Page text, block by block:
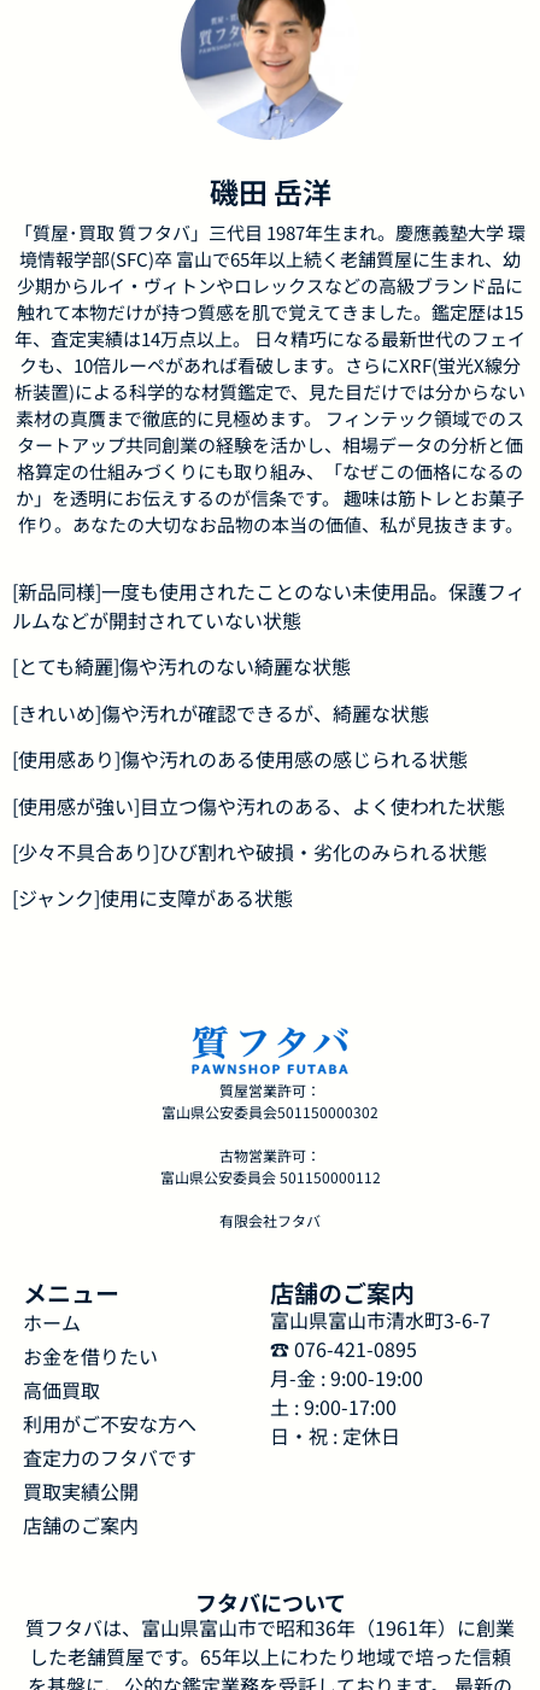
磯田 岳洋
「質屋･買取 質フタバ」三代目 1987年生まれ。慶應義塾大学 環
境情報学部(SFC)卒 富山で65年以上続く老舗質屋に生まれ、幼
少期からルイ・ヴィトンやロレックスなどの高級ブランド品に
触れて本物だけが持つ質感を肌で覚えてきました。鑑定歴は15
年、査定実績は14万点以上。 日々精巧になる最新世代のフェイ
クも、10倍ルーペがあれば看破します。さらにXRF(蛍光X線分
析装置)による科学的な材質鑑定で、見た目だけでは分からない
素材の真贋まで徹底的に見極めます。 フィンテック領域でのス
タートアップ共同創業の経験を活かし、相場データの分析と価
格算定の仕組みづくりにも取り組み、「なぜこの価格になるの
か」を透明にお伝えするのが信条です。 趣味は筋トレとお菓子
作り。あなたの大切なお品物の本当の価値、私が見抜きます。
[新品同様]一度も使用されたことのない未使用品。保護フィ
ルムなどが開封されていない状態
[とても綺麗]傷や汚れのない綺麗な状態
[きれいめ]傷や汚れが確認できるが、綺麗な状態
[使用感あり]傷や汚れのある使用感の感じられる状態
[使用感が強い]目立つ傷や汚れのある、よく使われた状態
[少々不具合あり]ひび割れや破損・劣化のみられる状態
[ジャンク]使用に支障がある状態
質屋営業許可：
富山県公安委員会501150000302
古物営業許可：
富山県公安委員会 501150000112
有限会社フタバ
メニュー
ホーム
お金を借りたい
高価買取
利用がご不安な方へ
査定力のフタバです
買取実績公開
店舗のご案内
店舗のご案内
富山県富山市清水町3-6-7
☎︎ 076-421-0895
月-金 : 9:00-19:00
土 : 9:00-17:00
日・祝 : 定休日
フタバについて
質フタバは、富山県富山市で昭和36年（1961年）に創業
した老舗質屋です。65年以上にわたり地域で培った信頼